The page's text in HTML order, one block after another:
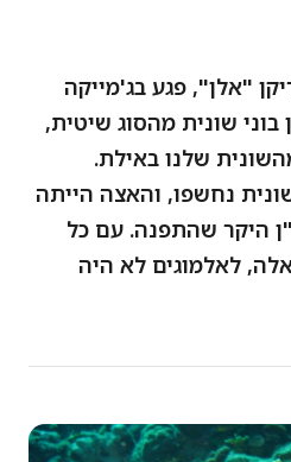
"אלן", פגע בג'מייקה
בוני שונית מהסוג שיטית,
שלנו באילת.
נחשפו, והאצה הייתה
היקר שהתפנה. עם כל
לאלמוגים לא היה